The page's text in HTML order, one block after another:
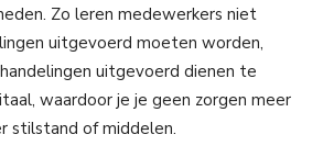
Zo leren medewerkers niet
uitgevoerd moeten worden,
uitgevoerd dienen te
waardoor je je geen zorgen meer
stilstand of middelen.